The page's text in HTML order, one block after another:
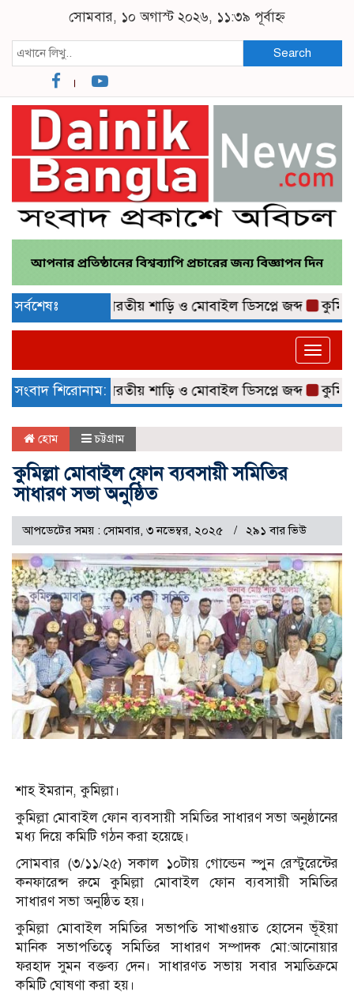
সোমবার, ১০ অগাস্ট ২০২৬, ১১:৩৯ পূর্বাহ্ন
Search
সর্বশেষঃ
লাখ টাকার ভারতীয় শাড়ি ও মোবাইল ডিসপ্লে জব্দ কুমিল্লা
Toggle
সংবাদ শিরোনাম:
লাখ টাকার ভারতীয় শাড়ি ও মোবাইল ডিসপ্লে জব্দ কুমিল্লা
হোম চট্টগ্রাম
কুমিল্লা মোবাইল ফোন ব্যবসায়ী সমিতির
সাধারণ সভা অনুষ্ঠিত
আপডেটের সময় : সোমবার, ৩ নভেম্বর, ২০২৫ ২৯১ বার ভিউ
শাহ ইমরান, কুমিল্লা।
কুমিল্লা মোবাইল ফোন ব্যবসায়ী সমিতির সাধারণ সভা অনুষ্ঠানের
মধ্য দিয়ে কমিটি গঠন করা হয়েছে।
সোমবার (৩/১১/২৫) সকাল ১০টায় গোল্ডেন স্পুন রেস্টুরেন্টের
কনফারেন্স রুমে কুমিল্লা মোবাইল ফোন ব্যবসায়ী সমিতির
সাধারণ সভা অনুষ্ঠিত হয়।
কুমিল্লা মোবাইল সমিতির সভাপতি সাখাওয়াত হোসেন ভূঁইয়া
মানিক সভাপতিত্বে সমিতির সাধারণ সম্পাদক মো:আনোয়ার
ফরহাদ সুমন বক্তব্য দেন। সাধারণত সভায় সবার সম্মতিক্রমে
কমিটি ঘোষণা করা হয়।